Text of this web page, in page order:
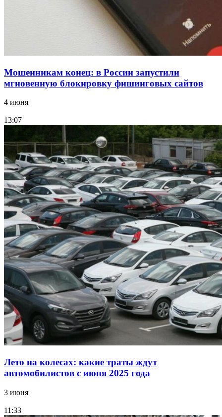
Мошенникам конец: в России запустили
мгновенную блокировку фишинговых сайтов
4 июня
13:07
Лето на колесах: какие траты ждут
автомобилистов с июня 2025 года
3 июня
11:33